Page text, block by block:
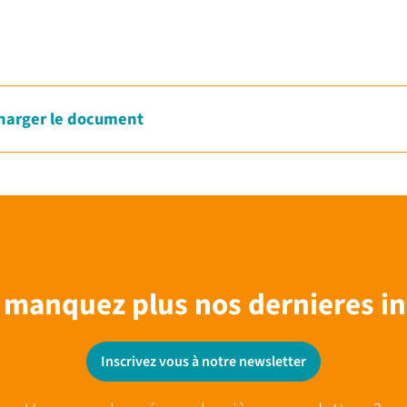
le document
manquez plus nos dernieres
Inscrivez vous à notre newsletter